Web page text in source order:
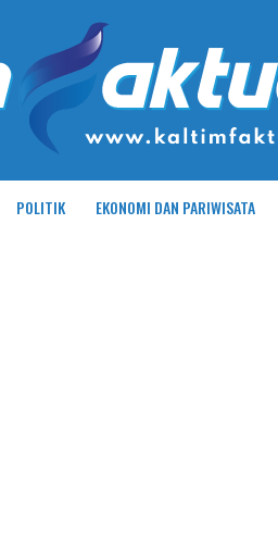
POLITIK EKONOMI DAN PARIWISATA